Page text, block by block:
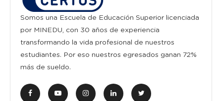
Somos una Escuela de Educación Superior licenciada
por MINEDU, con 30 años de experiencia
transformando la vida profesional de nuestros
estudiantes. Por eso nuestros egresados ganan 72%
más de sueldo.